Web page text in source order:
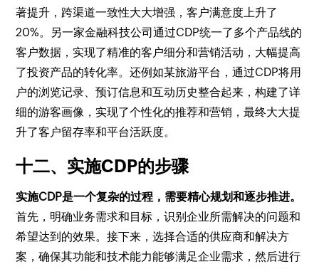
著提升，跨渠道一致性大大增强，客户满意度上升了
20%。另一家金融科技公司通过CDP统一了多个产品线的
客户数据，实现了精准的客户细分和营销活动，大幅提高
了投资产品的转化率。还例如某旅游平台，通过CDP将用
户的浏览记录、预订信息和互动历史整合起来，构建了详
细的游客画像，实现了个性化的推荐和营销，最终大大提
升了客户留存率和平台活跃度。
十二、实施CDP的步骤
实施CDP是一个复杂的过程，需要精心规划和逐步推进。
首先，明确业务需求和目标，识别企业所需解决的问题和
希望达到的效果。接下来，选择合适的供应商和解决方
案，确保其功能和技术能力能够满足企业需求，然后进行